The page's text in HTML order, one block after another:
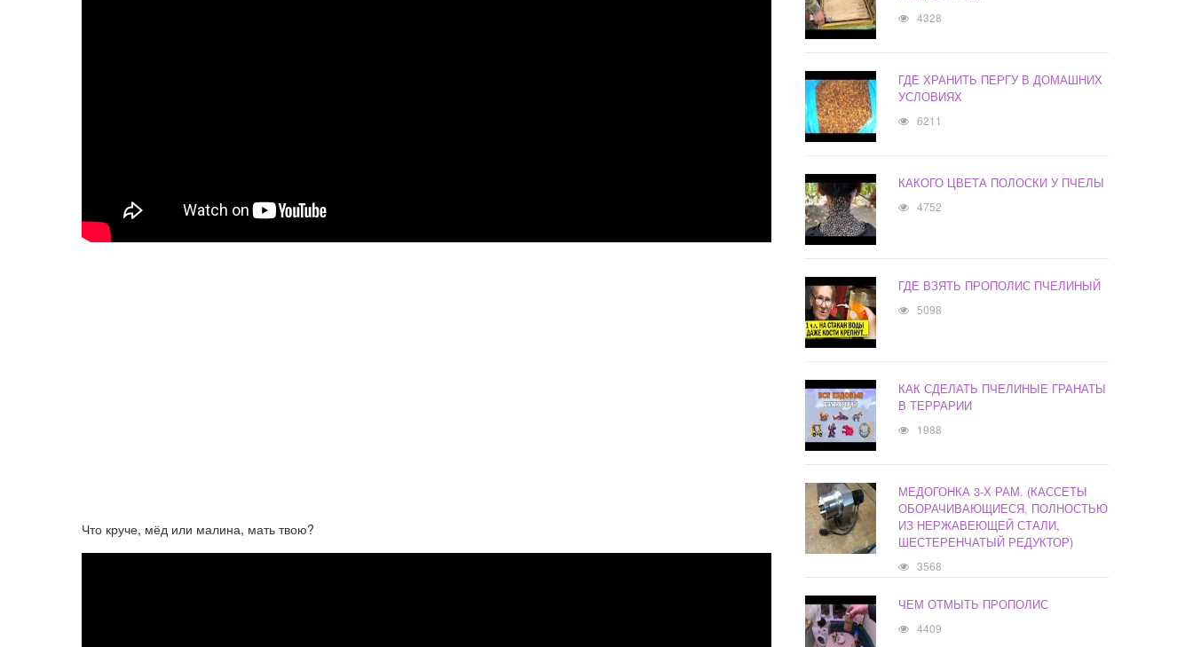
Что круче, мёд или малина, мать твою?
4328
ГДЕ ХРАНИТЬ ПЕРГУ В ДОМАШНИХ
УСЛОВИЯХ
6211
КАКОГО ЦВЕТА ПОЛОСКИ У ПЧЕЛЫ
4752
ГДЕ ВЗЯТЬ ПРОПОЛИС ПЧЕЛИНЫЙ
5098
КАК СДЕЛАТЬ ПЧЕЛИНЫЕ ГРАНАТЫ
В ТЕРРАРИИ
1988
МЕДОГОНКА 3-Х РАМ. (КАССЕТЫ
ОБОРАЧИВАЮЩИЕСЯ, ПОЛНОСТЬЮ
ИЗ НЕРЖАВЕЮЩЕЙ СТАЛИ,
ШЕСТЕРЕНЧАТЫЙ РЕДУКТОР)
3568
ЧЕМ ОТМЫТЬ ПРОПОЛИС
4409